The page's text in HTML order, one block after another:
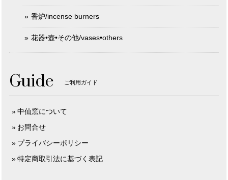
香炉/incense burners
花器•壺•その他/vases•others
Guide ご利用ガイド
中仙窯について
お問合せ
プライバシーポリシー
特定商取引法に基づく表記